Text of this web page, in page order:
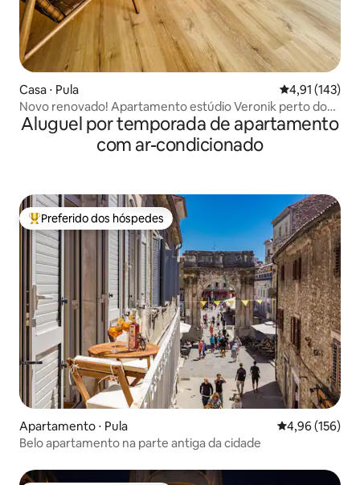
Casa ⋅ Pula 4,91 de uma
4,91 (143)
Novo renovado! Apartamento estúdio Veronik perto do
centro
Aluguel por temporada de apartamento
com ar-condicionado
Entre os melhores preferidos dos hóspedes
Preferido dos hóspedes
Apartamento ⋅ Pula 4,96 de uma
4,96 (156)
Belo apartamento na parte antiga da cidade